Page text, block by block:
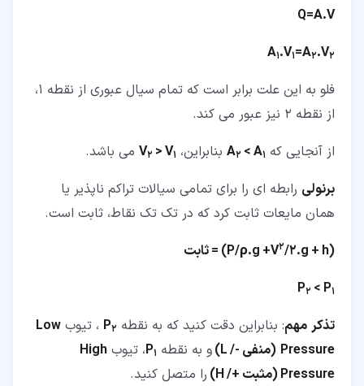
Q=A.V
A1.V1=A2.V2
فلو به این علت برابر است که تمام سیال عبوری از نقطه 1،
از نقطه 2 نیز عبور می کند.
از آنجایی که
A2 < A1 بنابراین، V2 > V1
می باشد.
برنولی رابطه ای را برای تمامی سیالات تراکم ناپذیر یا
همان مایعات ثابت کرد که در تک تک نقاط، ثابت است.
(P/
ρ.g +V2/2.g + h) = ثابت
P2 < P1
تذکر مهم: بنابراین دقت کنید که به نقطه P2 ، تیوب Low
Pressure (منفی -/L
)و به نقطه P1 ، تیوب High
Pressure(مثبت +/H
) را متصل کنید.